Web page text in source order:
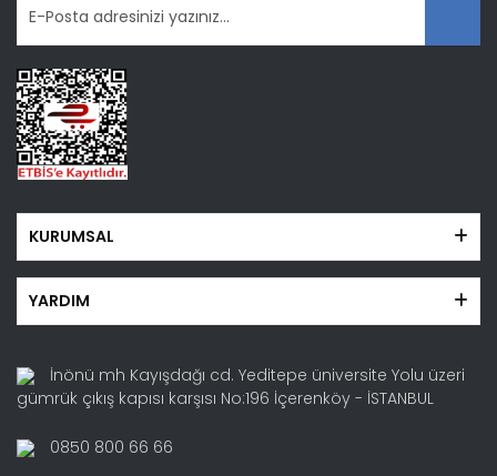
KURUMSAL
YARDIM
İnönü mh Kayışdağı cd. Yeditepe üniversite Yolu üzeri
gümrük çıkış kapısı karşısı No:196 İçerenköy - İSTANBUL
0850 800 66 66